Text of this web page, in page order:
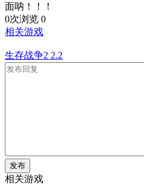
面呐！！！
0次浏览 0
相关游戏
生存战争2 2.2
发布
相关游戏